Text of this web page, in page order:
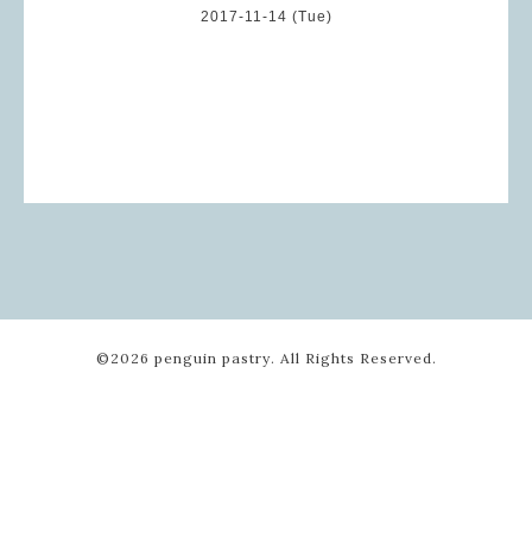
2017-11-14 (Tue)
©2026 penguin pastry. All Rights Reserved.